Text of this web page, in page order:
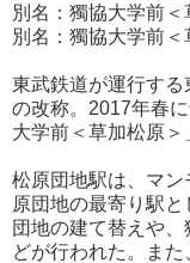
別名：獨協大学前＜
別名：獨協大学前＜
東武鉄道が運行す
の改称。2017年春
大学前＜草加松原＞
松原団地駅は、マ
原団地の最寄り駅
団地の建て替えや
どが行われた。ま